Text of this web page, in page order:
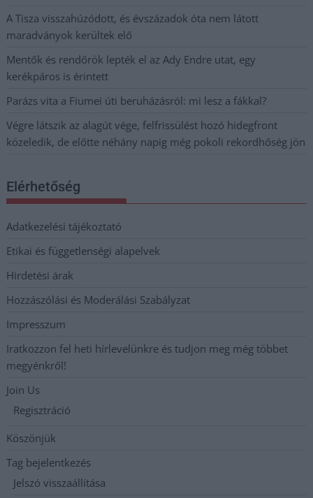
A Tisza visszahúzódott, és évszázadok óta nem látott
maradványok kerültek elő
Mentők és rendőrök lepték el az Ady Endre utat, egy
kerékpáros is érintett
Parázs vita a Fiumei úti beruházásról: mi lesz a fákkal?
Végre látszik az alagút vége, felfrissülést hozó hidegfront
közeledik, de előtte néhány napig még pokoli rekordhőség jön
Elérhetőség
Adatkezelési tájékoztató
Etikai és függetlenségi alapelvek
Hirdetési árak
Hozzászólási és Moderálási Szabályzat
Impresszum
Iratkozzon fel heti hírlevelünkre és tudjon meg még többet
megyénkről!
Join Us
Regisztráció
Köszönjük
Tag bejelentkezés
Jelszó visszaállítása